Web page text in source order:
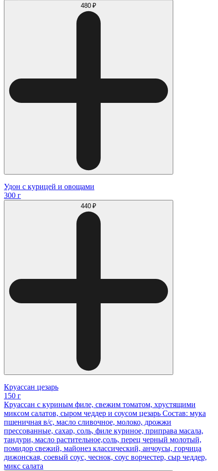
480 ₽
Удон с курицей и овощами
300 г
440 ₽
Круассан цезарь
150 г
Круассан с куриным филе, свежим томатом, хрустящими
миксом салатов, сыром чеддер и соусом цезарь Состав: мука
пшеничная в/с, масло сливочное, молоко, дрожжи
прессованные, сахар, соль, филе куриное, приправа масала,
тандури, масло растительное,соль, перец черный молотый,
помидор свежий, майонез классический, анчоусы, горчица
дижонская, соевый соус, чеснок, соус ворчестер, сыр чеддер,
микс салата